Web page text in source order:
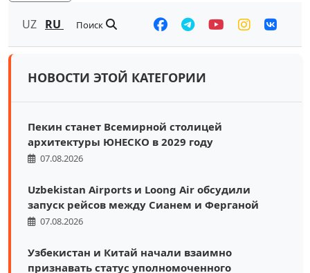
UZ RU Поиск
НОВОСТИ ЭТОЙ КАТЕГОРИИ
Пекин станет Всемирной столицей
архитектуры ЮНЕСКО в 2029 году
07.08.2026
Uzbekistan Airports и Loong Air обсудили
запуск рейсов между Сианем и Ферганой
07.08.2026
Узбекистан и Китай начали взаимно
признавать статус уполномоченного